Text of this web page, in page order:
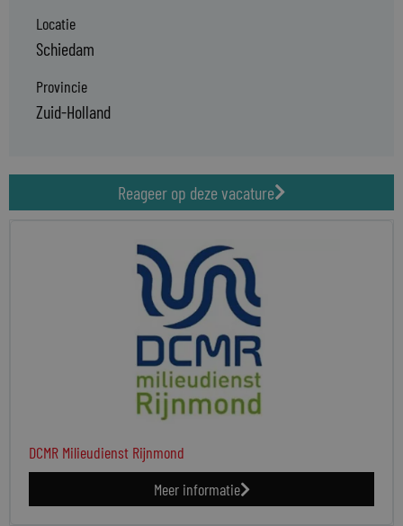
Locatie
Schiedam
Provincie
Zuid-Holland
Reageer op deze vacature
DCMR Milieudienst Rijnmond
Meer informatie